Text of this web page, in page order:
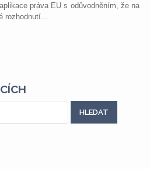
práva EU s odůvodněním, že na
rozhodnutí...